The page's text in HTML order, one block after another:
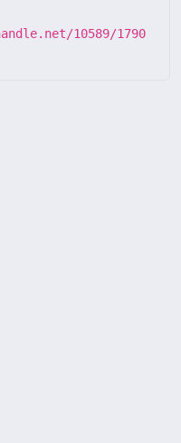
10589/1790